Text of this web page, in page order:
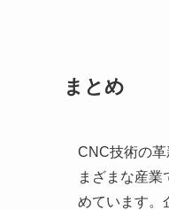
まとめ
CNC技術の
まざまな産
めています。